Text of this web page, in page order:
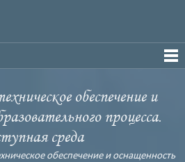
обеспечение и
процесса.
среда
обеспечение и оснащенность